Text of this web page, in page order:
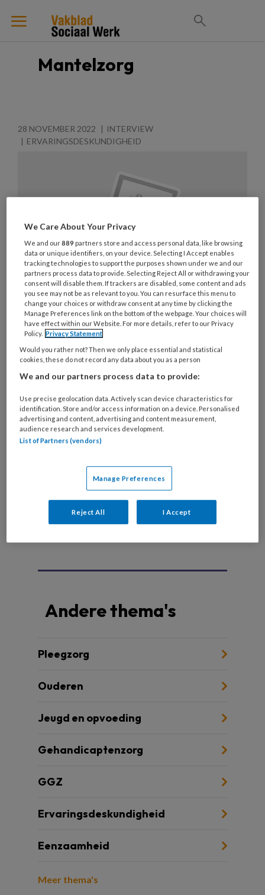
Mantelzorg
28 NOVEMBER 2022
INTERVIEW
ERVARINGSDESKUNDIGHEID
Anderen helpen met je verhaal.
Mantelzorg en
ervaringsdeskundigheid
MantelzorgNL behartigt de belangen van
mantelzorgers en maakt daarbij veelvuldig
gebruik van ervaringsdeskundigen. Die vervullen
de rol van ondersteuner, beleidsbeïnvloeder,
deskundigheidsbevorderaar. 'Op een persoonlijk
verhaal is niks af te dingen. Dat is van onschatbare
Andere thema's
Pleegzorg
Ouderen
Jeugd en opvoeding
Gehandicaptenzorg
GGZ
Ervaringsdeskundigheid
Eenzaamheid
Meer thema's
We Care About Your Privacy
We and our889 partners store and access personal data, like browsing
data or unique identifiers, on your device. Selecting I Accept enables
tracking technologies to support the purposes shown under we and our
partners process data to provide. Selecting Reject All or withdrawing your
consent will disable them. If trackers are disabled, some content and ads
you see may not be as relevant to you. You can resurface this menu to
change your choices or withdraw consent at any time by clicking the
Manage Preferences link on the bottom of the webpage. Your choices will
have effect within our Website. For more details, refer to our Privacy
Policy. Privacy Statement
Would you rather not? Then we only place essential and statistical
cookies, these do not record any data about you as a person
We and our partners process data to provide:
Use precise geolocation data. Actively scan device characteristics for
identification. Store and/or access information on a device. Personalised
advertising and content, advertising and content measurement,
audience research and services development.
List of Partners (vendors)
Manage Preferences
Reject All I Accept